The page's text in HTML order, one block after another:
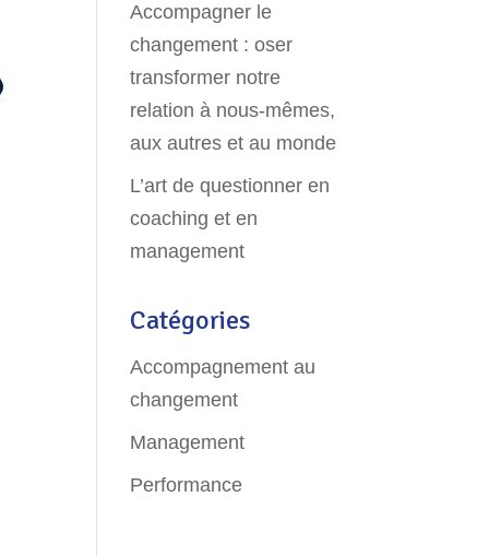
Accompagner le
changement : oser
transformer notre
relation à nous-mêmes,
aux autres et au monde
L’art de questionner en
coaching et en
management
Catégories
Accompagnement au
changement
Management
Performance